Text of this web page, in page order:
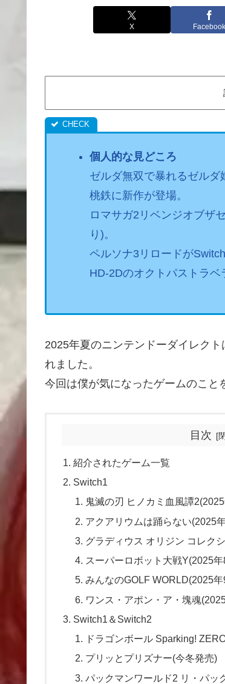
X Facebook
個人的な見どころ
ゼルダ無双で暴れるゼルダ
桃鉄に新作が登場。
ロマサガ2リベンジオブザ
り)。
ペルソナ3リロードが
HD-2Dのオクトパストラベ
2025年夏のニンテンドーダイレク
れました。
今回は僕が気になったゲームのこと
目次
紹介されたゲーム一覧
Switch1
鬼滅の刃 ヒノカミ血風譚
アクアリウムは踊らない(2025
グラディウス オリジン コレク
スーパーロボット大戦Y(2025
みんなのGOLF WORLD(2025
ワンス・アポン・ア・塊魂
Switch1＆Switch2
ドラゴンボール Sparking!
プリッとプリズナー(今冬発売)
パックマンワールド2 リ・パッ